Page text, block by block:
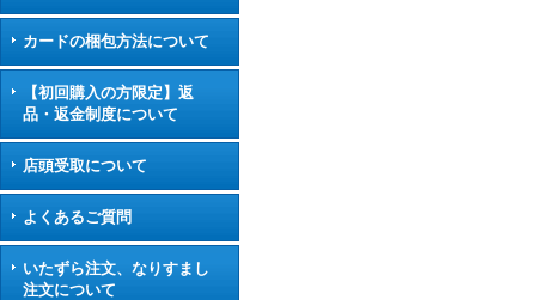
カードの梱包方法について
【初回購入の方限定】返
品・返金制度について
店頭受取について
よくあるご質問
いたずら注文、なりすまし
注文について